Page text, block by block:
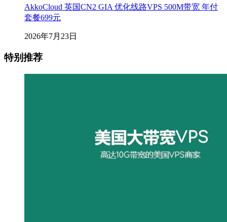
AkkoCloud 英国CN2 GIA 优化线路VPS 500M带宽 年付
套餐699元
2026年7月23日
特别推荐